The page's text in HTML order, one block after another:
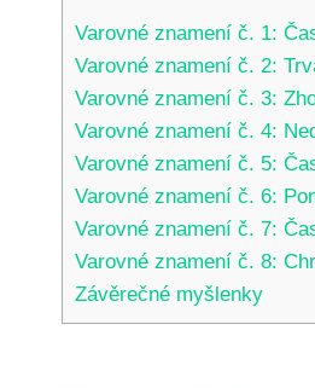
Varovné znamení č. 1:
Varovné znamení č. 2:
Varovné znamení č. 3:
Varovné znamení č. 4:
Varovné znamení č. 5:
Varovné znamení č. 6:
Varovné znamení č. 7:
Varovné znamení č. 8:
Závěrečné myšlenky